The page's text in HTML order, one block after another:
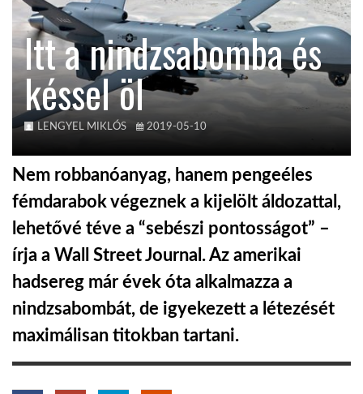
AUSZTRÁLIA
A VILÁG ITTHON
HÍR3D
TROPICALMAGAZIN
Itt a nindzsabomba és
késsel öl
LENGYEL MIKLÓS 2019-05-10
Nem robbanóanyag, hanem pengeéles
fémdarabok végeznek a kijelölt áldozattal,
lehetővé téve a “sebészi pontosságot” –
írja a Wall Street Journal. Az amerikai
hadsereg már évek óta alkalmazza a
nindzsabombát, de igyekezett a létezését
maximálisan titokban tartani.